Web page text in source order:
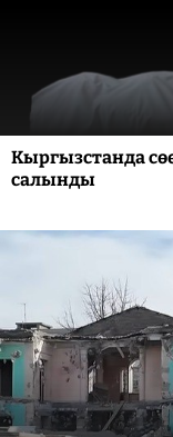
Кыргызстанда
салынды